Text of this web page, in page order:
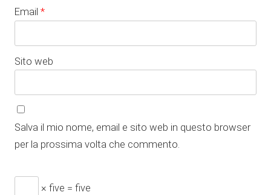
Email *
Sito web
Salva il mio nome, email e sito web in questo browser
per la prossima volta che commento.
× five = five